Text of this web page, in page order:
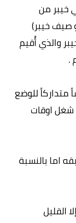
خيبر من
صيف خيبر)
والذي أُقيم
.
متداركاً للوضع
شغل اوقات
اما بالنسبة
القليل